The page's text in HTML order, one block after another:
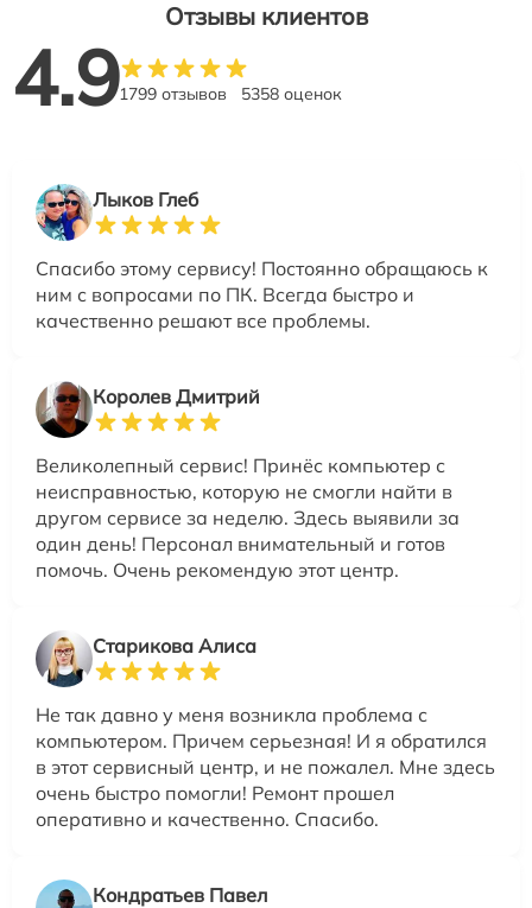
Отзывы клиентов
4.91799 отзывов 5358 оценок
Лыков Глеб
Спасибо этому сервису! Постоянно обращаюсь к
ним с вопросами по ПК. Всегда быстро и
качественно решают все проблемы.
Королев Дмитрий
Великолепный сервис! Принёс компьютер с
неисправностью, которую не смогли найти в
другом сервисе за неделю. Здесь выявили за
один день! Персонал внимательный и готов
помочь. Очень рекомендую этот центр.
Старикова Алиса
Не так давно у меня возникла проблема с
компьютером. Причем серьезная! И я обратился
в этот сервисный центр, и не пожалел. Мне здесь
очень быстро помогли! Ремонт прошел
оперативно и качественно. Спасибо.
Кондратьев Павел